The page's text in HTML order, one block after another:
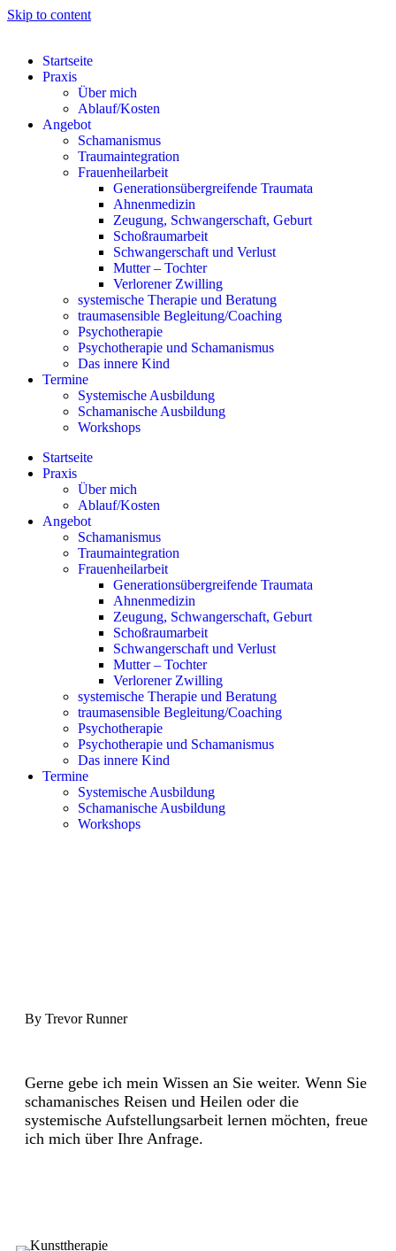
Skip to content
Startseite
Praxis
Über mich
Ablauf/Kosten
Angebot
Schamanismus
Traumaintegration
Frauenheilarbeit
Generationsübergreifende Traumata
Ahnenmedizin
Zeugung, Schwangerschaft, Geburt
Schoßraumarbeit
Schwangerschaft und Verlust
Mutter – Tochter
Verlorener Zwilling
systemische Therapie und Beratung
traumasensible Begleitung/Coaching
Psychotherapie
Psychotherapie und Schamanismus
Das innere Kind
Termine
Systemische Ausbildung
Schamanische Ausbildung
Workshops
Startseite
Praxis
Über mich
Ablauf/Kosten
Angebot
Schamanismus
Traumaintegration
Frauenheilarbeit
Generationsübergreifende Traumata
Ahnenmedizin
Zeugung, Schwangerschaft, Geburt
Schoßraumarbeit
Schwangerschaft und Verlust
Mutter – Tochter
Verlorener Zwilling
systemische Therapie und Beratung
traumasensible Begleitung/Coaching
Psychotherapie
Psychotherapie und Schamanismus
Das innere Kind
Termine
Systemische Ausbildung
Schamanische Ausbildung
Workshops
By Trevor Runner
Gerne gebe ich mein Wissen an Sie weiter. Wenn Sie
schamanisches Reisen und Heilen oder die
systemische Aufstellungsarbeit lernen möchten, freue
ich mich über Ihre Anfrage.